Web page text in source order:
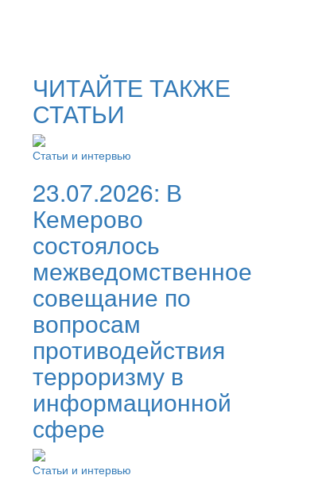
ЧИТАЙТЕ ТАКЖЕ
СТАТЬИ
Статьи и интервью
23.07.2026: В
Кемерово
состоялось
межведомственное
совещание по
вопросам
противодействия
терроризму в
информационной
сфере
Статьи и интервью